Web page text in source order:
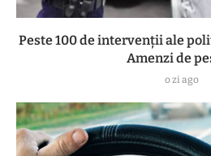
Peste 100 de intervenții ale
Amenzi de
o zi ago